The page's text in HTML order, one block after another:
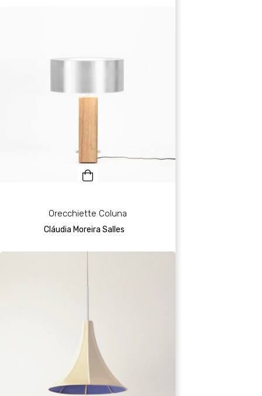
Orecchiette Coluna
Cláudia Moreira Salles